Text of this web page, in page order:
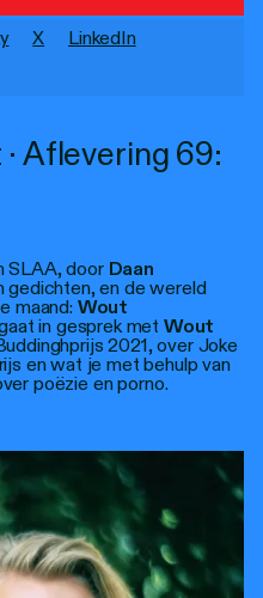
Aflevering 69:
SLAA, door Daan
gedichten, en de wereld
maand: Wout
in gesprek met Wout
2021, over Joke
en wat je met behulp van
poëzie en porno.
X
LinkedIn